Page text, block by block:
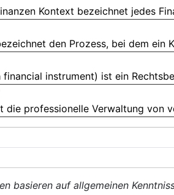
Kontext bezeichnet jedes
den Prozess, bei dem ein
instrument) ist ein
die professionelle Verwaltung von
basieren auf allgemeinen